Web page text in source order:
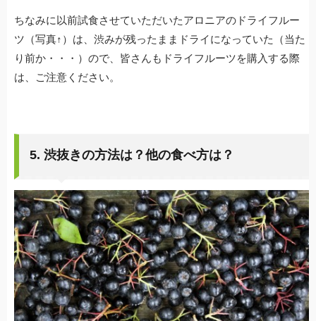
ちなみに以前試食させていただいたアロニアのドライフルー
ツ（写真↑）は、渋みが残ったままドライになっていた（当た
り前か・・・）ので、皆さんもドライフルーツを購入する際
は、ご注意ください。
5. 渋抜きの方法は？他の食べ方は？